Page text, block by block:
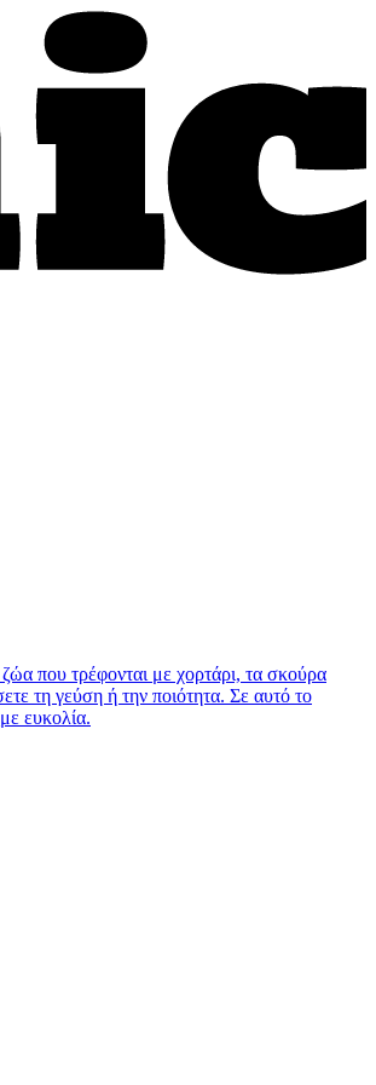
που τρέφονται με χορτάρι, τα σκούρα
τη γεύση ή την ποιότητα. Σε αυτό το
ευκολία.